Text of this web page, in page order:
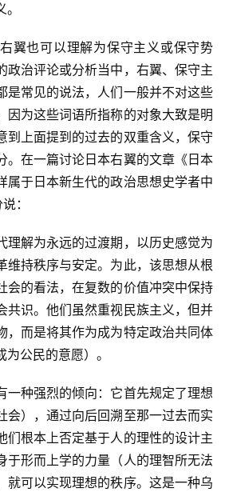
也可以理解为保守主义或保守势
政治评论或分析当中，右翼、保守主
是常见的说法，人们一般并不对这些
因为这些词语所指称的对象大致是明
到上面提到的过去的双重含义，保守
。在一篇讨论日本右翼的文章《日本
属于日本新生代的政治思想史学者中
：
解为永远的过渡期，以历史感觉为
维持秩序与安定。为此，该思想从根
会的看法，在复数的价值冲突中保持
共识。他们虽然重视民族主义，但并
，而是将其作为成为特定政治共同体
公民的意愿）。
种强烈的倾向：它首先规定了理想
会），通过向后回溯至那一过去而实
们根本上否定基于人的理性的设计主
于形而上学的力量（人的理智所无法
就可以实现理想的秩序。这是一种乌